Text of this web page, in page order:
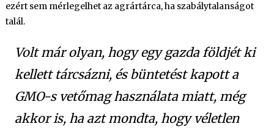
ezért sem mérlegelhet az agrártárca, ha szabálytalanságot
talál.
Volt már olyan, hogy egy gazda földjét ki
kellett tárcsázni, és büntetést kapott a
GMO-s vetőmag használata miatt, még
akkor is, ha azt mondta, hogy véletlen